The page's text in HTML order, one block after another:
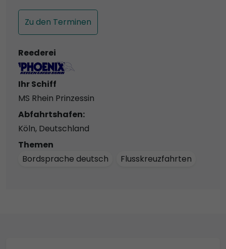
Zu den Terminen
Reederei
Ihr Schiff
MS Rhein Prinzessin
Abfahrtshafen:
Köln, Deutschland
Themen
Bordsprache deutsch
Flusskreuzfahrten